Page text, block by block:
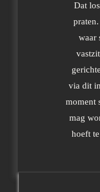
Dat
waar
via dit
moment
mag
hoeft